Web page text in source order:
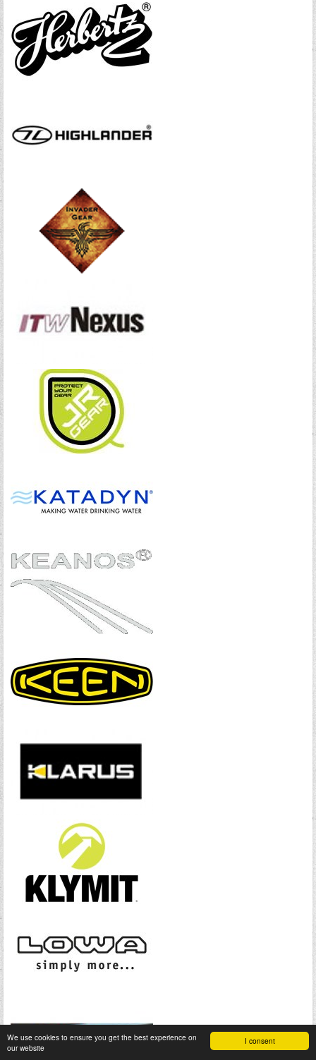
I consent
We use cookies to ensure you get the best experience on
our website